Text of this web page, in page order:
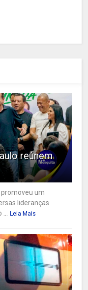
reúnem
promoveu um
lideranças
... Leia Mais